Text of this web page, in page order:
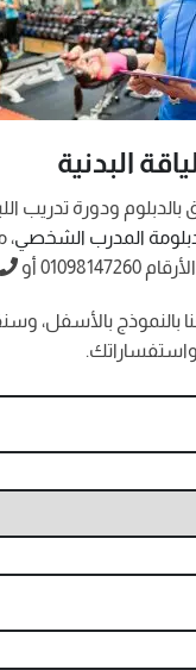
البدنية
ودورة تدريب
المدرب الشخصي،
أو
بالنموذج بالأسفل،